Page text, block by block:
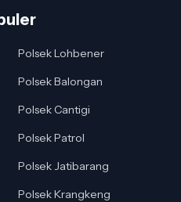
Polsek Lohbener
Polsek Balongan
Polsek Cantigi
Polsek Patrol
Polsek Jatibarang
Polsek Krangkeng